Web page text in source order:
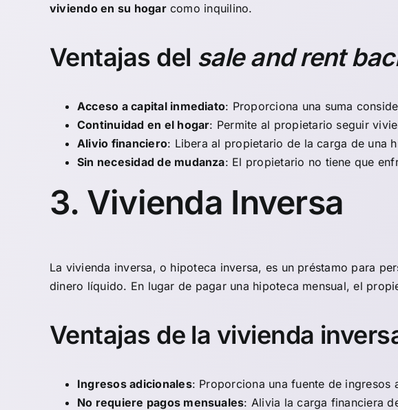
viviendo en su hogarcomo inquilino.
Ventajas del sale and rent
Acceso a capital inmediato: Proporciona una suma
Continuidad en el hogar: Permite al propietario seguir
Alivio financiero: Libera al propietario de la carga de una
Sin necesidad de mudanza: El propietario no tiene que
3. Vivienda Inversa
La vivienda inversa, o hipoteca inversa, es un préstamo para
dinero líquido. En lugar de pagar una hipoteca mensual, el
Ventajas de la vivienda
Ingresos adicionales: Proporciona una fuente de
No requiere pagos mensuales: Alivia la carga financiera